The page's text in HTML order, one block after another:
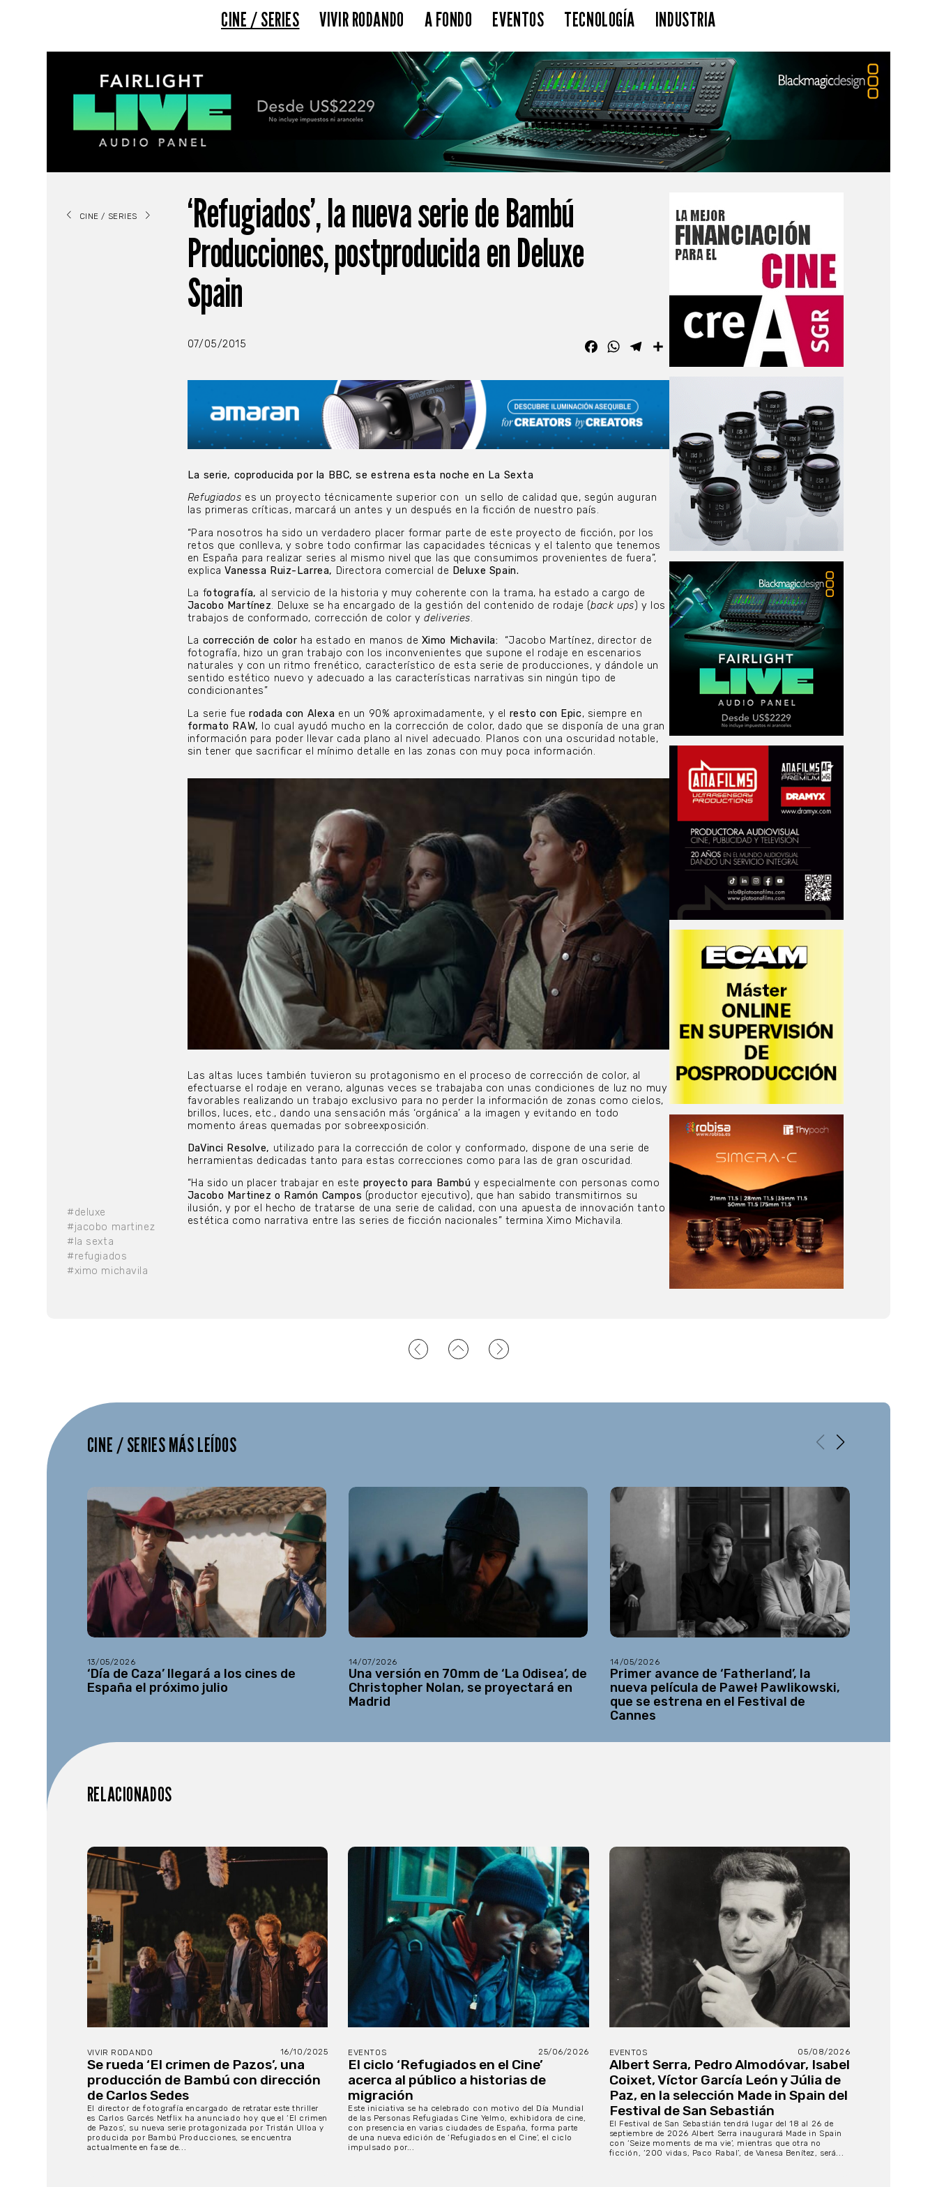
CINE / SERIES VIVIR RODANDO A FONDO EVENTOS TECNOLOGÍA INDUSTRIA
CINE / SERIES
#deluxe
#jacobo martinez
#la sexta
#refugiados
#ximo michavila
‘Refugiados’, la nueva serie de Bambú
Producciones, postproducida en Deluxe
Spain
07/05/2015 FacebookWhatsAppTelegram
La serie, coproducida por la BBC, se estrena esta noche en La Sexta
Refugiados es un proyecto técnicamente superior con
un sello de calidad que, según auguran
las primeras críticas, marcará un antes y un después en la ficción de nuestro país.
“Para nosotros ha sido un verdadero placer formar parte de este proyecto de ficción, por los
retos que conlleva, y sobre todo confirmar las capacidades técnicas y el talento que tenemos
en España para realizar series al mismo nivel que las que consumimos provenientes de fuera”,
explicaVanessa Ruiz-Larrea, Directora comercial de Deluxe Spain.
La fotografía, al servicio de la historia y muy coherente con la trama, ha estado a cargo de
Jacobo Martínez. Deluxe se ha encargado de la gestión del contenido de rodaje (back ups) y los
trabajos de conformado, corrección de color ydeliveries.
La corrección de color ha estado en manos de Ximo Michavila:
“Jacobo Martínez, director de
fotografía, hizo un gran trabajo con los inconvenientes que supone el rodaje en escenarios
naturales y con un ritmo frenético, característico de esta serie de producciones, y dándole un
sentido estético nuevo y adecuado a las características narrativas sin ningún tipo de
condicionantes”
La serie fue rodada con Alexa en un 90% aproximadamente, y el resto con Epic, siempre en
formato RAW,
lo cual ayudó mucho en la corrección de color, dado que se disponía de una gran
información para poder llevar cada plano al nivel adecuado. Planos con una oscuridad notable,
sin tener que sacrificar el mínimo detalle en las zonas con muy poca información.
Las altas luces también tuvieron su protagonismo en el proceso de corrección de color, al
efectuarse el rodaje en verano, algunas veces se trabajaba con unas condiciones de luz no muy
favorables realizando un trabajo exclusivo para no perder la información de zonas como cielos,
brillos, luces, etc., dando una sensación más ‘orgánica’ a la imagen y evitando en todo
momento áreas quemadas por sobreexposición.
DaVinci Resolve, utilizado para la corrección de color y conformado, dispone de una serie de
herramientas dedicadas tanto para estas correcciones como para las de gran oscuridad.
“Ha sido un placer trabajar en este proyecto para Bambú y especialmente con personas como
Jacobo Martinez o Ramón Campos (productor ejecutivo), que han sabido transmitirnos su
ilusión, y por el hecho de tratarse de una serie de calidad, con una apuesta de innovación tanto
estética como narrativa entre las series de ficción nacionales” termina Ximo Michavila.
CINE / SERIES MÁS LEÍDOS
13/05/2026
‘Día de Caza’ llegará a los cines de
España el próximo julio
14/07/2026
Una versión en 70mm de ‘La Odisea’, de
Christopher Nolan, se proyectará en
Madrid
14/05/2026
Primer avance de ‘Fatherland’, la
nueva película de Paweł Pawlikowski,
que se estrena en el Festival de
Cannes
RELACIONADOS
VIVIR RODANDO 16/10/2025
Se rueda ‘El crimen de Pazos’, una
producción de Bambú con dirección
de Carlos Sedes
El director de fotografía encargado de retratar este thriller
es Carlos Garcés Netflix ha anunciado hoy que el ‘El crimen
de Pazos’, su nueva serie protagonizada por Tristán Ulloa y
producida por Bambú Producciones, se encuentra
actualmente en fase de...
EVENTOS 25/06/2026
El ciclo ‘Refugiados en el Cine’
acerca al público a historias de
migración
Este iniciativa se ha celebrado con motivo del Día Mundial
de las Personas Refugiadas Cine Yelmo, exhibidora de cine,
con presencia en varias ciudades de España, forma parte
de una nueva edición de ‘Refugiados en el Cine’, el ciclo
impulsado por...
EVENTOS 05/08/2026
Albert Serra, Pedro Almodóvar, Isabel
Coixet, Víctor García León y Júlia de
Paz, en la selección Made in Spain del
Festival de San Sebastián
El Festival de San Sebastián tendrá lugar del 18 al 26 de
septiembre de 2026 Albert Serra inaugurará Made in Spain
con ‘Seize moments de ma vie’, mientras que otra no
ficción, ‘200 vidas, Paco Rabal’, de Vanesa Benítez, será...